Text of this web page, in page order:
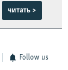
читать >
Follow us